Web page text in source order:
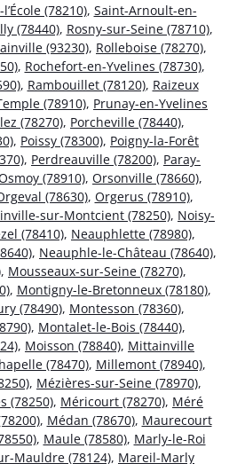
(78210), Saint-Arnoult-en-
(78440), Rosny-sur-Seine (78710),
(93230), Rolleboise (78270),
, Rochefort-en-Yvelines (78730),
, Rambouillet (78120), Raizeux
(78910), Prunay-en-Yvelines
(78270), Porcheville (78440),
, Poissy (78300), Poigny-la-Forêt
, Perdreauville (78200), Paray-
(78910), Orsonville (78660),
(78630), Orgerus (78910),
sur-Montcient (78250), Noisy-
(78410), Neauphlette (78980),
, Neauphle-le-Château (78640),
, Mousseaux-sur-Seine (78270),
, Montigny-le-Bretonneux (78180),
(78490), Montesson (78360),
, Montalet-le-Bois (78440),
, Moisson (78840), Mittainville
(78470), Millemont (78940),
, Mézières-sur-Seine (78970),
(78250), Méricourt (78270), Méré
, Médan (78670), Maurecourt
, Maule (78580), Marly-le-Roi
Mauldre (78124), Mareil-Marly